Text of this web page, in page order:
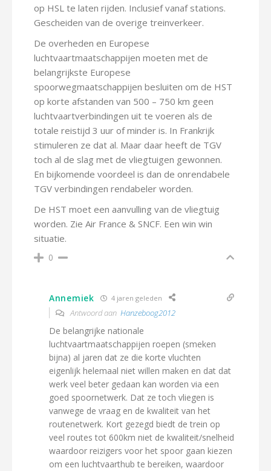
op HSL te laten rijden. Inclusief vanaf stations.
Gescheiden van de overige treinverkeer.
De overheden en Europese
luchtvaartmaatschappijen moeten met de
belangrijkste Europese
spoorwegmaatschappijen besluiten om de HST
op korte afstanden van 500 – 750 km geen
luchtvaartverbindingen uit te voeren als de
totale reistijd 3 uur of minder is. In Frankrijk
stimuleren ze dat al. Maar daar heeft de TGV
toch al de slag met de vliegtuigen gewonnen.
En bijkomende voordeel is dan de onrendabele
TGV verbindingen rendabeler worden.
De HST moet een aanvulling van de vliegtuig
worden. Zie Air France & SNCF. Een win win
situatie.
0
Annemiek 4 jaren geleden
Antwoord aan Hanzeboog2012
De belangrijke nationale
luchtvaartmaatschappijen roepen (smeken
bijna) al jaren dat ze die korte vluchten
eigenlijk helemaal niet willen maken en dat dat
werk veel beter gedaan kan worden via een
goed spoornetwerk. Dat ze toch vliegen is
vanwege de vraag en de kwaliteit van het
routenetwerk. Kort gezegd biedt de trein op
veel routes tot 600km niet de kwaliteit/snelheid
waardoor reizigers voor het spoor gaan kiezen
om een luchtvaarthub te bereiken, waardoor